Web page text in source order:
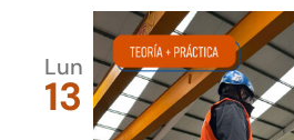
Lun
13